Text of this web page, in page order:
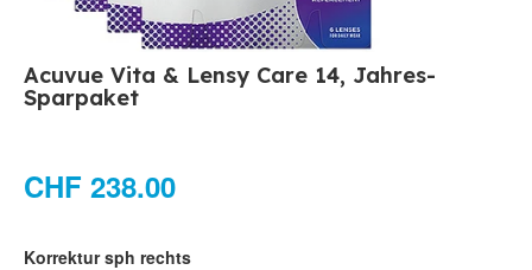
Acuvue Vita & Lensy Care 14, Jahres-
Sparpaket
CHF 238.00
Korrektur sph rechts